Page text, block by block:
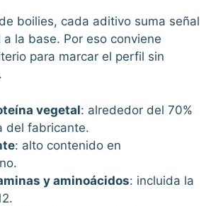
boilies, cada aditivo suma señal
la base. Por eso conviene
para marcar el perfil sin
vegetal: alrededor del 70%
del fabricante.
: alto contenido en
y aminoácidos: incluida la